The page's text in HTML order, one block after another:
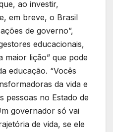
ao investir,
em breve, o Brasil
de governo”,
educacionais,
maior lição” que pode
educação. “Vocês
da vida e
pessoas no Estado de
governador só vai
de vida, se ele